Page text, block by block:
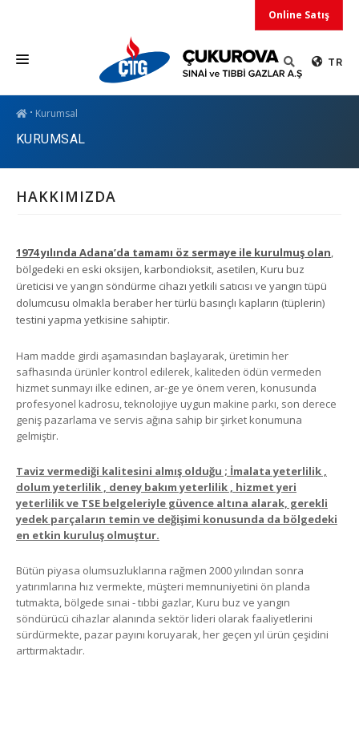
Online Satış
TR
ÜRÜNLER
HİZMETLER
İLETİŞİM
Kurumsal
KURUMSAL
HAKKIMIZDA
1974 yılında Adana’da tamamı öz sermaye ile kurulmuş olan,
bölgedeki en eski oksijen, karbondioksit, asetilen, Kuru buz
üreticisi ve yangın söndürme cihazı yetkili satıcısı ve yangın tüpü
dolumcusu olmakla beraber her türlü basınçlı kapların (tüplerin)
testini yapma yetkisine sahiptir.
Ham madde girdi aşamasından başlayarak, üretimin her
safhasında ürünler kontrol edilerek, kaliteden ödün vermeden
hizmet sunmayı ilke edinen, ar-ge ye önem veren, konusunda
profesyonel kadrosu, teknolojiye uygun makine parkı, son derece
geniş pazarlama ve servis ağına sahip bir şirket konumuna
gelmiştir.
Taviz vermediği kalitesini almış olduğu ; İmalata yeterlilik ,
dolum yeterlilik , deney bakım yeterlilik , hizmet yeri
yeterlilik ve TSE belgeleriyle güvence altına alarak, gerekli
yedek parçaların temin ve değişimi konusunda da bölgedeki
en etkin kuruluş olmuştur.
Bütün piyasa olumsuzluklarına rağmen 2000 yılından sonra
yatırımlarına hız vermekte, müşteri memnuniyetini ön planda
tutmakta, bölgede sınai - tıbbi gazlar, Kuru buz ve yangın
söndürücü cihazlar alanında sektör lideri olarak faaliyetlerini
sürdürmekte, pazar payını koruyarak, her geçen yıl ürün çeşidini
arttırmaktadır.